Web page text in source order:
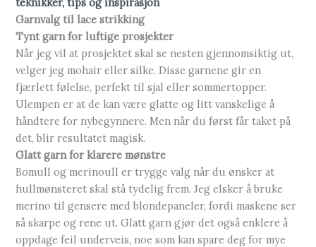
Garnvalg til lace strikking
Tynt garn for luftige prosjekter
Når jeg vil at prosjektet skal se nesten gjennomsiktig ut,
velger jeg mohair eller silke. Disse garnene gir en
fjærlett følelse, perfekt til sjal eller sommertopper.
Ulempen er at de kan være glatte og litt vanskelige å
håndtere for nybegynnere. Men når du først får taket på
det, blir resultatet magisk.
Glatt garn for klarere mønstre
Bomull og merinoull er trygge valg når du ønsker at
hullmønsteret skal stå tydelig frem. Jeg elsker å bruke
merino til gensere med blondepaneler, fordi maskene ser
så skarpe og rene ut. Glatt garn gjør det også enklere å
oppdage feil underveis, noe som kan spare deg for mye